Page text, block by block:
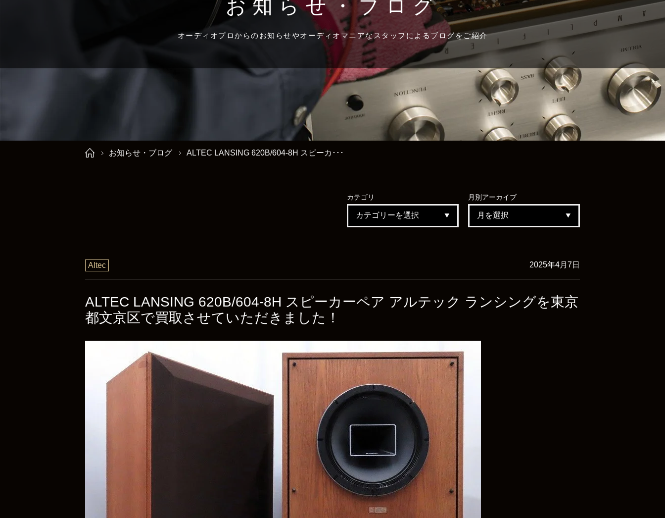
お知らせ・ブログ
オーディオプロからのお知らせやオーディオマニアなスタッフによるブログをご紹介
お知らせ・ブログ ALTEC LANSING 620B/604-8H スピーカ･･･
カテゴリ 月別 アーカイブ
Altec 2025年4月7日
ALTEC LANSING 620B/604-8H スピーカーペア アルテック ランシングを東京
都文京区で買取させていただきました！